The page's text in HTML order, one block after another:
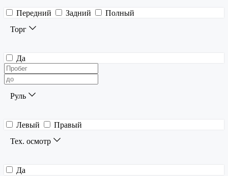
Передний Задний
Полный
Торг
Да
Руль
Левый
Правый
Тех. осмотр
Да